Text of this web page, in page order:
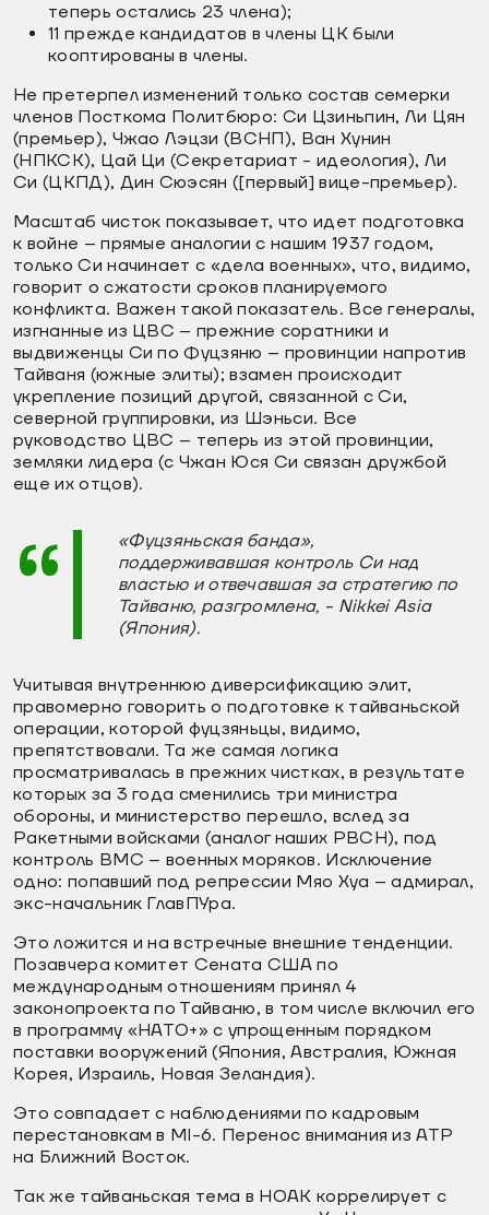
теперь остались 23 члена);
11 прежде кандидатов в члены ЦК были
кооптированы в члены.
Не претерпел изменений только состав семерки
членов Посткома Политбюро: Си Цзиньпин, Ли Цян
(премьер), Чжао Лэцзи (ВСНП), Ван Хунин
(НПКСК), Цай Ци (Секретариат - идеология), Ли
Си (ЦКПД), Дин Сюэсян ([первый] вице-премьер).
Масштаб чисток показывает, что идет подготовка
к войне – прямые аналогии с нашим 1937 годом,
только Си начинает с «дела военных», что, видимо,
говорит о сжатости сроков планируемого
конфликта. Важен такой показатель. Все генералы,
изгнанные из ЦВС – прежние соратники и
выдвиженцы Си по Фуцзяню – провинции напротив
Тайваня (южные элиты); взамен происходит
укрепление позиций другой, связанной с Си,
северной группировки, из Шэньси. Все
руководство ЦВС – теперь из этой провинции,
земляки лидера (с Чжан Юся Си связан дружбой
еще их отцов).
«Фуцзяньская банда»,
поддерживавшая контроль Си над
властью и отвечавшая за стратегию по
Тайваню, разгромлена, - Nikkei Asia
(Япония).
Учитывая внутреннюю диверсификацию элит,
правомерно говорить о подготовке к тайваньской
операции, которой фуцзяньцы, видимо,
препятствовали. Та же самая логика
просматривалась в прежних чистках, в результате
которых за 3 года сменились три министра
обороны, и министерство перешло, вслед за
Ракетными войсками (аналог наших РВСН), под
контроль ВМС – военных моряков. Исключение
одно: попавший под репрессии Мяо Хуа – адмирал,
экс-начальник ГлавПУра.
Это ложится и на встречные внешние тенденции.
Позавчера комитет Сената США по
международным отношениям принял 4
законопроекта по Тайваню, в том числе включил его
в программу «НАТО+» с упрощенным порядком
поставки вооружений (Япония, Австралия, Южная
Корея, Израиль, Новая Зеландия).
Это совпадает с наблюдениями по кадровым
перестановкам в MI-6. Перенос внимания из АТР
на Ближний Восток.
Так же тайваньская тема в НОАК коррелирует с